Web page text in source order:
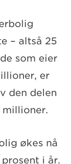
– altså 25
som eier
er
den delen
millioner.
økes nå
i år.